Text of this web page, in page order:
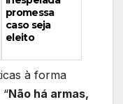
promessa
caso seja
eleito
à forma
Não há armas,